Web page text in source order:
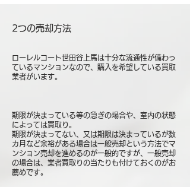
2つの売却方法
ローレルコート世田谷上馬は十分な流通性が備わっ
ているマンションなので、購入を希望している買取
業者がいます。
期限が決まっている等の急ぎの場合や、室内の状態
によっては買取り。
期限が決まってない、又は期限は決まっているが数
カ月など余裕がある場合は一般売却という方法でマ
ンション売却を進めるのが一般的ですが、一般売却
の場合は、業者買取りの当たりも付けておくのがお
薦めです。